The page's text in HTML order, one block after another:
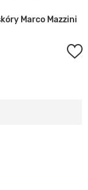
Marco Mazzini